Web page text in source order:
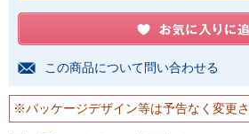
この商品について問い合わせる
※パッケージデザイン等は予告なく変更